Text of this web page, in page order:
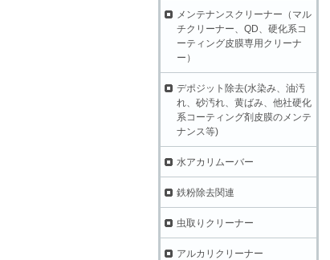
メンテナンスクリーナー（マル
チクリーナー、QD、硬化系コ
ーティング皮膜専用クリーナ
ー）
デポジット除去(水染み、油汚
れ、砂汚れ、黄ばみ、他社硬化
系コーティング剤皮膜のメンテ
ナンス等)
水アカリムーバー
鉄粉除去関連
虫取りクリーナー
アルカリクリーナー